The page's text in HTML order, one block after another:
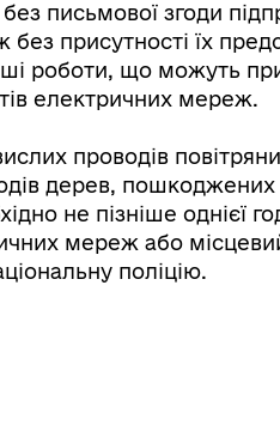
письмової згоди
присутності їх
роботи, що можуть
електричних мереж.
проводів
дерев,
не пізніше однієї
мереж або
поліцію.